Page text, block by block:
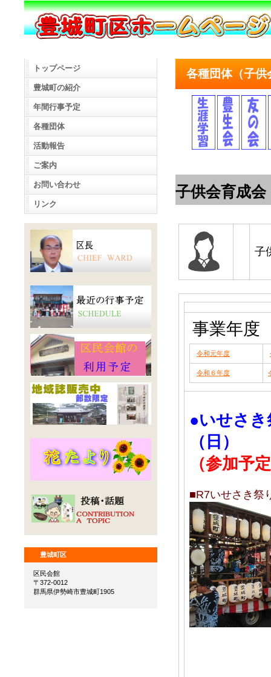
各種団体（子供
子供会育成会
子
事業年度
令和元年度
令和６年度
●いせさき
（日）
（参加予
■R7いせさき祭
トップページ
豊城町の紹介
年間行事予定
各種団体
活動報告
ご案内
お問い合わせ
リンク
豊城町区
区民会館
〒372-0012
群馬県伊勢崎市豊城町1905